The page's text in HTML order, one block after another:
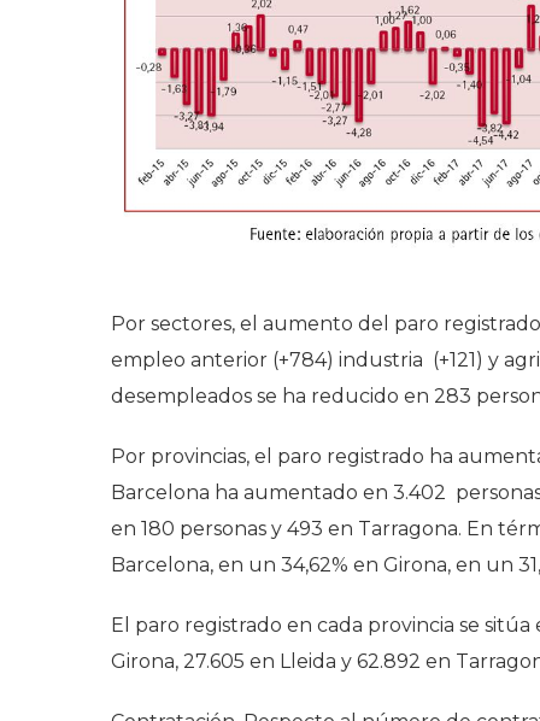
Por sectores, el aumento del paro
empleo anterior (+784) industria (+121) y
desempleados se ha reducido en 283
Por provincias, el paro registrado ha
Barcelona ha aumentado en 3.402
en 180 personas y 493 en Tarragona. En
Barcelona, en un 34,62% en Girona, en un
El paro registrado en cada provincia se
Girona, 27.605 en Lleida y 62.892 en